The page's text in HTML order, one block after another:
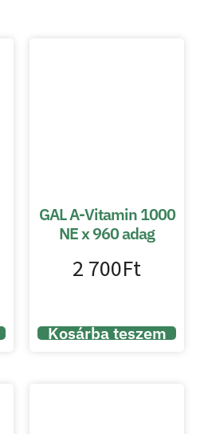
GAL A-Vitamin 1000
NE x 960 adag
2 700Ft
Kosárba teszem